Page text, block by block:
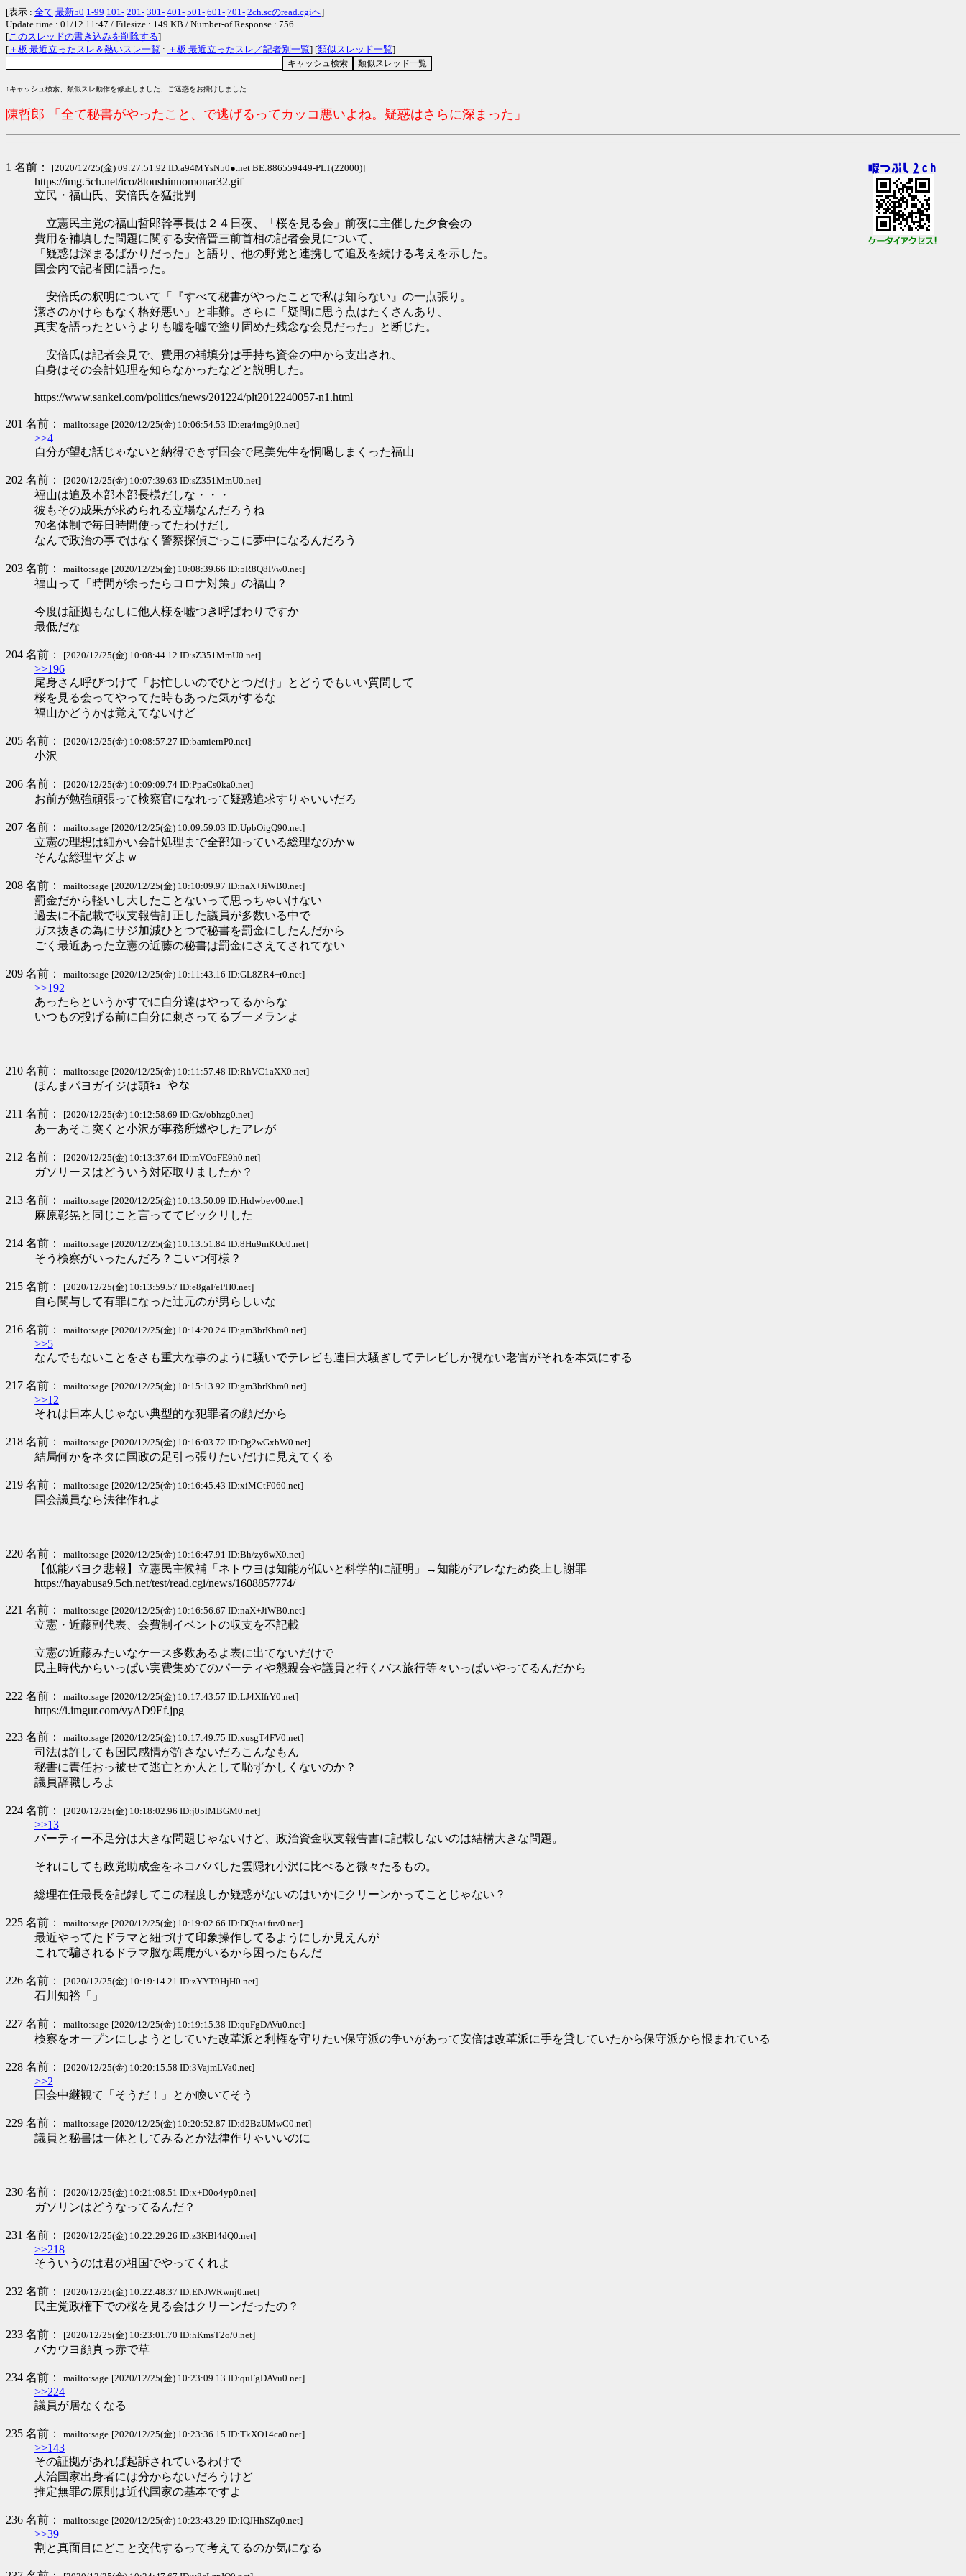
[表示 : 全て 最新50 1-99 101- 201- 301- 401- 501- 601- 701- 2ch.scのread.cgiへ]
Update time : 01/12 11:47 / Filesize : 149 KB / Number-of Response : 756
[このスレッドの書き込みを削除する]
[ ＋板 最近立ったスレ＆熱いスレ一覧 : ＋板 最近立ったスレ／記者別一覧] [類似スレッド一覧]
↑キャッシュ検索、類似スレ動作を修正しました、ご迷惑をお掛けしました
陳哲郎 「全て秘書がやったこと、で逃げるってカッコ悪いよね。疑惑はさらに深まった」
1 名前： [2020/12/25(金) 09:27:51.92 ID:a94MYsN50●.net BE:886559449-PLT(22000)]
https://img.5ch.net/ico/8toushinnomonar32.gif
立民・福山氏、安倍氏を猛批判
立憲民主党の福山哲郎幹事長は２４日夜、「桜を見る会」前夜に主催した夕食会の
費用を補填した問題に関する安倍晋三前首相の記者会見について、
「疑惑は深まるばかりだった」と語り、他の野党と連携して追及を続ける考えを示した。
国会内で記者団に語った。
安倍氏の釈明について「『すべて秘書がやったことで私は知らない』の一点張り。
潔さのかけらもなく格好悪い」と非難。さらに「疑問に思う点はたくさんあり、
真実を語ったというよりも嘘を嘘で塗り固めた残念な会見だった」と断じた。
安倍氏は記者会見で、費用の補填分は手持ち資金の中から支出され、
自身はその会計処理を知らなかったなどと説明した。
https://www.sankei.com/politics/news/201224/plt2012240057-n1.html
201 名前： mailto:sage [2020/12/25(金) 10:06:54.53 ID:era4mg9j0.net]
>>4
自分が望む話じゃないと納得できず国会で尾美先生を恫喝しまくった福山
202 名前： [2020/12/25(金) 10:07:39.63 ID:sZ351MmU0.net]
福山は追及本部本部長様だしな・・・
彼もその成果が求められる立場なんだろうね
70名体制で毎日時間使ってたわけだし
なんで政治の事ではなく警察探偵ごっこに夢中になるんだろう
203 名前： mailto:sage [2020/12/25(金) 10:08:39.66 ID:5R8Q8P/w0.net]
福山って「時間が余ったらコロナ対策」の福山？
今度は証拠もなしに他人様を嘘つき呼ばわりですか
最低だな
204 名前： [2020/12/25(金) 10:08:44.12 ID:sZ351MmU0.net]
>>196
尾身さん呼びつけて「お忙しいのでひとつだけ」とどうでもいい質問して
桜を見る会ってやってた時もあった気がするな
福山かどうかは覚えてないけど
205 名前： [2020/12/25(金) 10:08:57.27 ID:bamiernP0.net]
小沢
206 名前： [2020/12/25(金) 10:09:09.74 ID:PpaCs0ka0.net]
お前が勉強頑張って検察官になれって疑惑追求すりゃいいだろ
207 名前： mailto:sage [2020/12/25(金) 10:09:59.03 ID:UpbOigQ90.net]
立憲の理想は細かい会計処理まで全部知っている総理なのかｗ
そんな総理ヤダよｗ
208 名前： mailto:sage [2020/12/25(金) 10:10:09.97 ID:naX+JiWB0.net]
罰金だから軽いし大したことないって思っちゃいけない
過去に不記載で収支報告訂正した議員が多数いる中で
ガス抜きの為にサジ加減ひとつで秘書を罰金にしたんだから
ごく最近あった立憲の近藤の秘書は罰金にさえてされてない
209 名前： mailto:sage [2020/12/25(金) 10:11:43.16 ID:GL8ZR4+r0.net]
>>192
あったらというかすでに自分達はやってるからな
いつもの投げる前に自分に刺さってるブーメランよ
210 名前： mailto:sage [2020/12/25(金) 10:11:57.48 ID:RhVC1aXX0.net]
ほんまパヨガイジは頭ｷｭｰやな
211 名前： [2020/12/25(金) 10:12:58.69 ID:Gx/obhzg0.net]
あーあそこ突くと小沢が事務所燃やしたアレが
212 名前： [2020/12/25(金) 10:13:37.64 ID:mVOoFE9h0.net]
ガソリーヌはどういう対応取りましたか？
213 名前： mailto:sage [2020/12/25(金) 10:13:50.09 ID:Htdwbev00.net]
麻原彰晃と同じこと言っててビックリした
214 名前： mailto:sage [2020/12/25(金) 10:13:51.84 ID:8Hu9mKOc0.net]
そう検察がいったんだろ？こいつ何様？
215 名前： [2020/12/25(金) 10:13:59.57 ID:e8gaFePH0.net]
自ら関与して有罪になった辻元のが男らしいな
216 名前： mailto:sage [2020/12/25(金) 10:14:20.24 ID:gm3brKhm0.net]
>>5
なんでもないことをさも重大な事のように騒いでテレビも連日大騒ぎしてテレビしか視ない老害がそれを本気にする
217 名前： mailto:sage [2020/12/25(金) 10:15:13.92 ID:gm3brKhm0.net]
>>12
それは日本人じゃない典型的な犯罪者の顔だから
218 名前： mailto:sage [2020/12/25(金) 10:16:03.72 ID:Dg2wGxbW0.net]
結局何かをネタに国政の足引っ張りたいだけに見えてくる
219 名前： mailto:sage [2020/12/25(金) 10:16:45.43 ID:xiMCtF060.net]
国会議員なら法律作れよ
220 名前： mailto:sage [2020/12/25(金) 10:16:47.91 ID:Bh/zy6wX0.net]
【低能パヨク悲報】立憲民主候補「ネトウヨは知能が低いと科学的に証明」→知能がアレなため炎上し謝罪
https://hayabusa9.5ch.net/test/read.cgi/news/1608857774/
221 名前： mailto:sage [2020/12/25(金) 10:16:56.67 ID:naX+JiWB0.net]
立憲・近藤副代表、会費制イベントの収支を不記載
立憲の近藤みたいなケース多数あるよ表に出てないだけで
民主時代からいっぱい実費集めてのパーティや懇親会や議員と行くバス旅行等々いっぱいやってるんだから
222 名前： mailto:sage [2020/12/25(金) 10:17:43.57 ID:LJ4XIfrY0.net]
https://i.imgur.com/vyAD9Ef.jpg
223 名前： mailto:sage [2020/12/25(金) 10:17:49.75 ID:xusgT4FV0.net]
司法は許しても国民感情が許さないだろこんなもん
秘書に責任おっ被せて逃亡とか人として恥ずかしくないのか？
議員辞職しろよ
224 名前： [2020/12/25(金) 10:18:02.96 ID:j05lMBGM0.net]
>>13
パーティー不足分は大きな問題じゃないけど、政治資金収支報告書に記載しないのは結構大きな問題。
それにしても政党助成金をネコババした雲隠れ小沢に比べると微々たるもの。
総理在任最長を記録してこの程度しか疑惑がないのはいかにクリーンかってことじゃない？
225 名前： mailto:sage [2020/12/25(金) 10:19:02.66 ID:DQba+fuv0.net]
最近やってたドラマと紐づけて印象操作してるようにしか見えんが
これで騙されるドラマ脳な馬鹿がいるから困ったもんだ
226 名前： [2020/12/25(金) 10:19:14.21 ID:zYYT9HjH0.net]
石川知裕「」
227 名前： mailto:sage [2020/12/25(金) 10:19:15.38 ID:quFgDAVu0.net]
検察をオープンにしようとしていた改革派と利権を守りたい保守派の争いがあって安倍は改革派に手を貸していたから保守派から恨まれている
228 名前： [2020/12/25(金) 10:20:15.58 ID:3VajmLVa0.net]
>>2
国会中継観て「そうだ！」とか喚いてそう
229 名前： mailto:sage [2020/12/25(金) 10:20:52.87 ID:d2BzUMwC0.net]
議員と秘書は一体としてみるとか法律作りゃいいのに
230 名前： [2020/12/25(金) 10:21:08.51 ID:x+D0o4yp0.net]
ガソリンはどうなってるんだ？
231 名前： [2020/12/25(金) 10:22:29.26 ID:z3KBl4dQ0.net]
>>218
そういうのは君の祖国でやってくれよ
232 名前： [2020/12/25(金) 10:22:48.37 ID:ENJWRwnj0.net]
民主党政権下での桜を見る会はクリーンだったの？
233 名前： [2020/12/25(金) 10:23:01.70 ID:hKmsT2o/0.net]
バカウヨ顔真っ赤で草
234 名前： mailto:sage [2020/12/25(金) 10:23:09.13 ID:quFgDAVu0.net]
>>224
議員が居なくなる
235 名前： mailto:sage [2020/12/25(金) 10:23:36.15 ID:TkXO14ca0.net]
>>143
その証拠があれば起訴されているわけで
人治国家出身者には分からないだろうけど
推定無罪の原則は近代国家の基本ですよ
236 名前： mailto:sage [2020/12/25(金) 10:23:43.29 ID:IQJHhSZq0.net]
>>39
割と真面目にどこと交代するって考えてるのか気になる